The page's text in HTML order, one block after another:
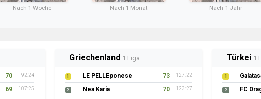
Nach 1 Woche Nach 1 Monat Nach 1 Jahr
70 92:24
69 107:25
Griechenland 1.Liga
1 LE PELLEponese 73 127:22
2 Nea Karia 70 123:27
Türkei
1
2 FC